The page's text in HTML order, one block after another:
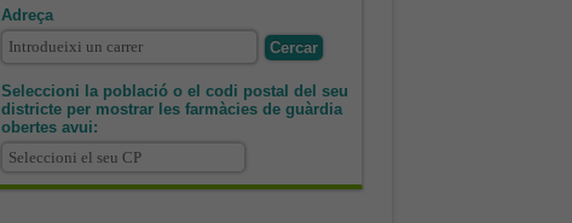
Adreça
Seleccioni la població o el codi postal del seu
districte per mostrar les farmàcies de guàrdia
obertes avui: